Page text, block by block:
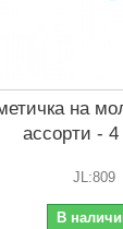
на
ассорти -
JL:809
В